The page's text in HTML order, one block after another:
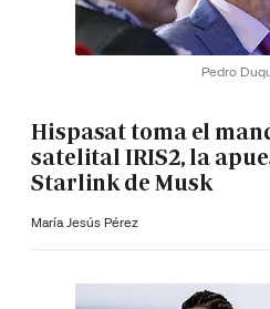
Pedro
Hispasat toma el
satelital IRIS2, la
Starlink de Musk
María Jesús Pérez